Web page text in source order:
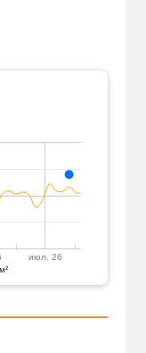
июл. 26